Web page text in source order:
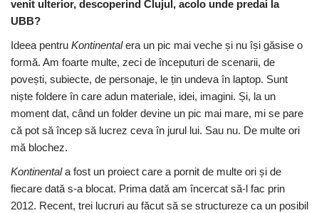
venit ulterior, descoperind Clujul, acolo unde predai la
UBB?
Ideea pentru Kontinentalera un pic mai veche și nu își găsise o
formă. Am foarte multe, zeci de începuturi de scenarii, de
povești, subiecte, de personaje, le țin undeva în laptop. Sunt
niște foldere în care adun materiale, idei, imagini. Și, la un
moment dat, când un folder devine un pic mai mare, mi se pare
că pot să încep să lucrez ceva în jurul lui. Sau nu. De multe ori
mă blochez.
Kontinentala fost un proiect care a pornit de multe ori și de
fiecare dată s-a blocat. Prima dată am încercat să-l fac prin
2012. Recent, trei lucruri au făcut să se structureze ca un posibil